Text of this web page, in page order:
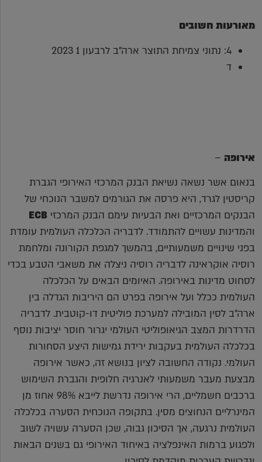
מאורעות חשובים
4: נתוני צמיחת התוצר ארה"ב לרבעון 1 2023
ד
אירופה –
בנאום אשר נשאה נשיאת הבנק המרכזי האירופי הגברת
קריסטין לגרד, היא פרסה את הגורמים למשבר הנוכחי של
הבנקים המרכזיים ואת הבעיות עימם הבנק המרכזי ECB
והמדינות עשויים להתמודד. לדבריה הכלכלה העולמית עומדת
בפני שינויים משמעותיים, בהמשך למגפת הקורונה ומלחמת
רוסיה אוקראינה לדבריה רוסיה ניצלה את משאבי הטבע בכדי
לסחוט מדינות באירופה. האיומים הבאים על הכלכלה
העולמית ככלל ועל אירופה בפרט הם היריבות הגדלה בין
ארה"ב לסין המובילה למערכת פוליטית דו-קוטבית. לדבריה
הדרדרות המצב הגיאופוליטי העולמי יגרור חוסר יציבות נוסף
בכלכלה העולמית בעקבות ירידת גמישות היצע הסחורות
העולמי. נקודה החשובה לציון בנושא זה, כאשר אירופה
מבצעת מעבר משמעותי לאנרגיה חלופית והגברת השימוש
ברכבים חשמליים, הרי אירופה נדרשת לייבא 98% אחוז מן
המינרליים הנחוצים מסין. בתקופה הנוכחית הסערה בכלכלה
העולמית נרגעה, אך הסיכון גבוה, שכן הסערה עשויה לשוב
ולפגוע ברמות האינפלציה באיחוד האירופי גם בשנים הבאות